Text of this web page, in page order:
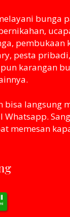
bunga
pembukaan
pesta
karangan
bisa langsung
Whatsapp.
memesan